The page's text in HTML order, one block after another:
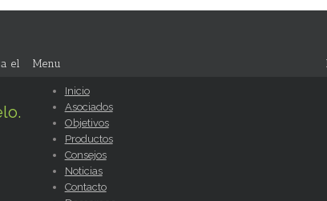
el
Menu
Inicio
Asociados
Objetivos
Productos
Consejos
Noticias
Contacto